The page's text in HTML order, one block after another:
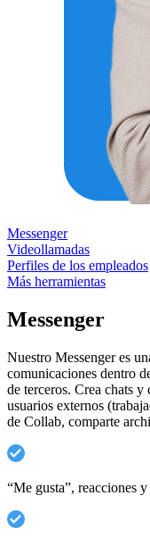
Messenger
Videollamadas
Perfiles de los empleados
Más herramientas
Messenger
Nuestro Messenger es
comunicaciones dentro
de terceros. Crea chats y
usuarios externos
de Collab, comparte
“Me gusta”, reacciones